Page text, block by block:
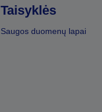
Taisyklės
Saugos duomenų lapai